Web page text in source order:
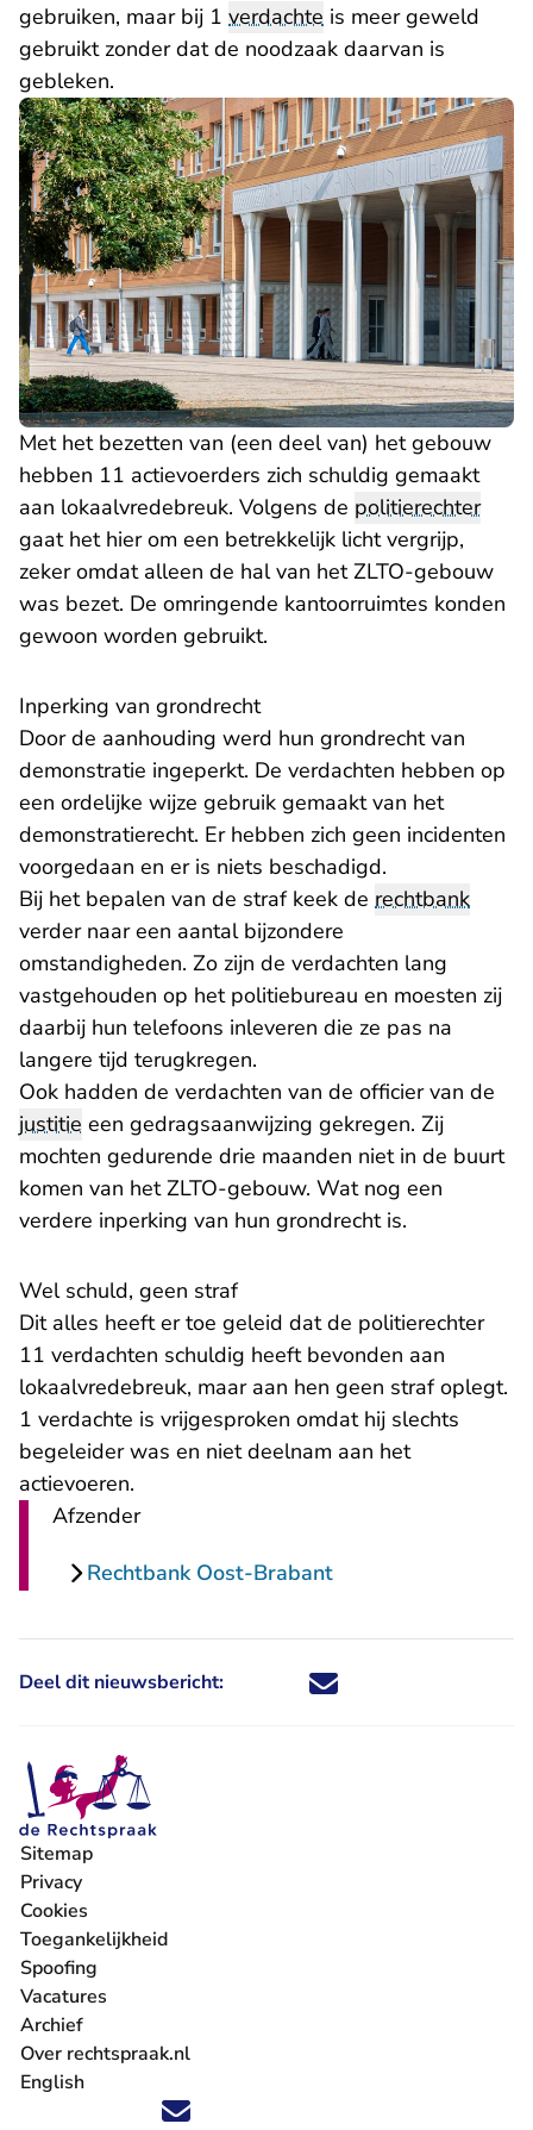
gebruiken, maar bij 1 verdachte is meer geweld
gebruikt zonder dat de noodzaak daarvan is
gebleken.
Met het bezetten van (een deel van) het gebouw
hebben 11 actievoerders zich schuldig gemaakt
aan lokaalvredebreuk. Volgens de politierechter
gaat het hier om een betrekkelijk licht vergrijp,
zeker omdat alleen de hal van het ZLTO-gebouw
was bezet. De omringende kantoorruimtes konden
gewoon worden gebruikt.
Inperking van grondrecht
Door de aanhouding werd hun grondrecht van
demonstratie ingeperkt. De verdachten hebben op
een ordelijke wijze gebruik gemaakt van het
demonstratierecht. Er hebben zich geen incidenten
voorgedaan en er is niets beschadigd.
Bij het bepalen van de straf keek de rechtbank
verder naar een aantal bijzondere
omstandigheden. Zo zijn de verdachten lang
vastgehouden op het politiebureau en moesten zij
daarbij hun telefoons inleveren die ze pas na
langere tijd terugkregen.
Ook hadden de verdachten van de officier van de
justitie een gedragsaanwijzing gekregen. Zij
mochten gedurende drie maanden niet in de buurt
komen van het ZLTO-gebouw. Wat nog een
verdere inperking van hun grondrecht is.
Wel schuld, geen straf
Dit alles heeft er toe geleid dat de politierechter
11 verdachten schuldig heeft bevonden aan
lokaalvredebreuk, maar aan hen geen straf oplegt.
1 verdachte is vrijgesproken omdat hij slechts
begeleider was en niet deelnam aan het
actievoeren.
Afzender
Rechtbank Oost-Brabant
Deel dit nieuwsbericht: Deel dit nieuwsbericht via X -
Deel dit nieuwsbericht via
Deel dit nieuwsbericht
Deel dit
Volg ons op X (Twitter) - U verlaat Rechtspraak.nl
Volg ons op Facebook - U verlaat Rechtspraak.nl
Volg ons op Instagram - U verlaat Rechtspraak.nl
Volg ons op Youtube - U verlaat Rechtspraak.nl
Volg ons op LinkedIn - U verlaat
'Blijf op de hoogte' nieuwsbrief - U verlaat
Sitemap
Privacy
Cookies
Toegankelijkheid
Spoofing
Vacatures
- U verlaat Rechtspraak.nl
Archief
Over rechtspraak.nl
English